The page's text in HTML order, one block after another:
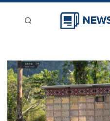
新聞稿分類
登入
刊登